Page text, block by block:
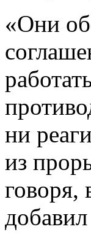
«Они
ни
из
говоря,